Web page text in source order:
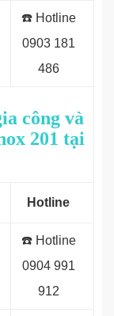
☎️ Hotline
0903 181
486
công và
201 tại
Hotline
☎️ Hotline
0904 991
912